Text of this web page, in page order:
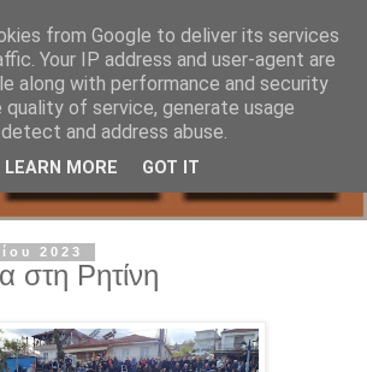
2023
στη Ρητίνη
from Google to deliver its services
Your IP address and user-agent are
along with performance and security
of service, generate usage
and address abuse.
LEARN MORE GOT IT